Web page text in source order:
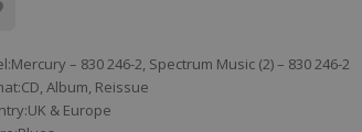
‎– 830 246-2, Spectrum Music (2) ‎– 830 246-2
Album, Reissue
& Europe